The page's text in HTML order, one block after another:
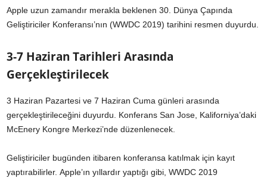
Apple uzun zamandır merakla beklenen 30. Dünya Çapında
Geliştiriciler Konferansı’nın (WWDC 2019) tarihini resmen duyurdu.
3-7 Haziran Tarihleri Arasında
Gerçekleştirilecek
3 Haziran Pazartesi ve 7 Haziran Cuma günleri arasında
gerçekleştirileceğini duyurdu. Konferans San Jose, Kaliforniya’daki
McEnery Kongre Merkezi’nde düzenlenecek.
Geliştiriciler bugünden itibaren konferansa katılmak için kayıt
yaptırabilirler. Apple’ın yıllardır yaptığı gibi, WWDC 2019